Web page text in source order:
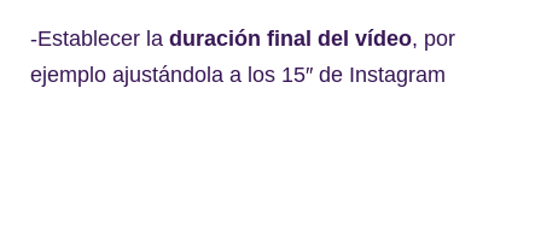
-Establecer la duración final del vídeo, por
ejemplo ajustándola a los 15″ de Instagram